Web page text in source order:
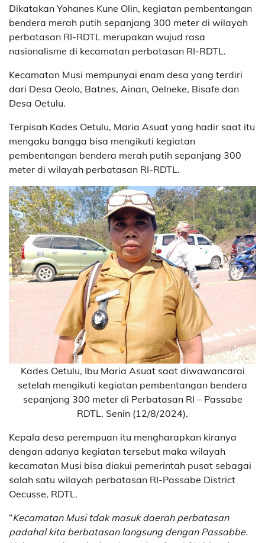
Dikatakan Yohanes Kune Olin, kegiatan pembentangan
bendera merah putih sepanjang 300 meter di wilayah
perbatasan RI-RDTL merupakan wujud rasa
nasionalisme di kecamatan perbatasan RI-RDTL.
Kecamatan Musi mempunyai enam desa yang terdiri
dari Desa Oeolo, Batnes, Ainan, Oelneke, Bisafe dan
Desa Oetulu.
Terpisah Kades Oetulu, Maria Asuat yang hadir saat itu
mengaku bangga bisa mengikuti kegiatan
pembentangan bendera merah putih sepanjang 300
meter di wilayah perbatasan RI-RDTL.
Kades Oetulu, Ibu Maria Asuat saat diwawancarai
setelah mengikuti kegiatan pembentangan bendera
sepanjang 300 meter di Perbatasan RI – Passabe
RDTL, Senin (12/8/2024).
Kepala desa perempuan itu mengharapkan kiranya
dengan adanya kegiatan tersebut maka wilayah
kecamatan Musi bisa diakui pemerintah pusat sebagai
salah satu wilayah perbatasan RI-Passabe District
Oecusse, RDTL.
“Kecamatan Musi tdak masuk daerah perbatasan
padahal kita berbatasan langsung dengan Passabbe.